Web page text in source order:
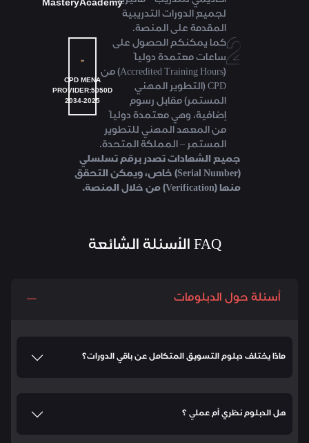
لجميع الدورات التدريبية
المقدمة على المنصة.
كما يمكنكم الحصول على
ساعات معتمدة دولياً
(Accredited Training Hours) من
CPD (التطوير المهني
المستمر) مقابل رسوم
إضافية، وهي معتمدة دولياً
من المعهد المهني للتطوير
المستمر – المملكة المتحدة.
CPD MENA
PROVIDER:5050D
2034-2025
جميع الشهادات تصدر برقم تسلسلي
(Serial Number) خاص، ويمكن التحقق
منها (Verification) من خلال المنصة.
FAQ الأسئلة الشائعة
أسئلة حول الدبلومات
ماذا يختلف دبلوم التسويق المتكامل عن باقي الدورات؟
هل الدبلوم نظري أم عملي ؟